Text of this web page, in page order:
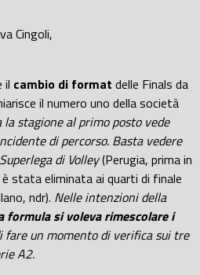
Cingoli,
il cambio di format delle Finals da
il numero uno della società
stagione al primo posto vede
di percorso. Basta vedere
di Volley(Perugia, prima in
stata eliminata ai quarti di finale
ndr). Nelle intenzioni della
formula si voleva rimescolare i
fare un momento di verifica sui tre
A2.